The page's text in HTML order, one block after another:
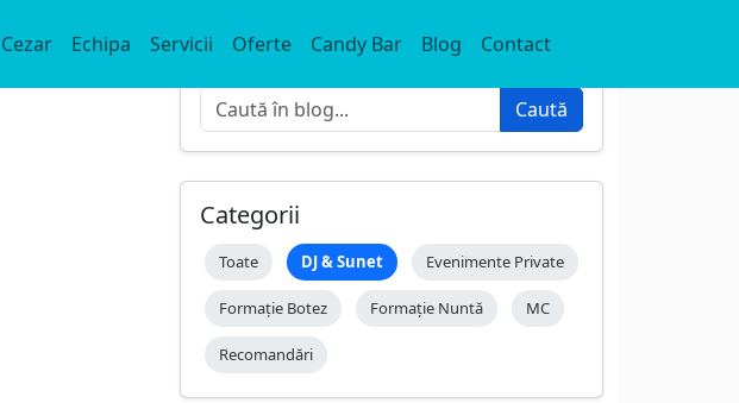
Cezar Echipa Servicii Oferte Candy Bar Blog Contact
Caută
Categorii
Toate DJ & Sunet Evenimente Private
Formație Botez Formație Nuntă MC
Recomandări